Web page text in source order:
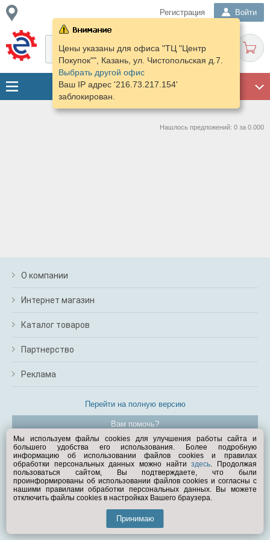
Регистрация Войти
Цены указаны для офиса "ТЦ "Центр
Покупок"", Казань, ул. Чистопольская д.7.
Выбрать другой офис
Ваш IP адрес '216.73.217.154'
заблокирован.
Нашлось предложений: 0 за 0.000
О компании
Интернет магазин
Каталог товаров
Партнерство
Реклама
Перейти на полную версию
Вам помочь?
© Exist.ru 1998—2026
Мы используем файлы cookies для улучшения работы сайта и
большего удобства его использования. Более подробную
информацию об использовании файлов cookies и правилах
обработки персональных данных можно найтиздесь. Продолжая
пользоваться сайтом, Вы подтверждаете, что были
проинформированы об использовании файлов cookies и согласны с
нашими правилами обработки персональных данных. Вы можете
отключить файлы cookies в настройках Вашего браузера.
Принимаю